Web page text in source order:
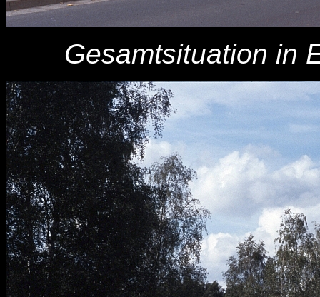
Gesamtsituation in